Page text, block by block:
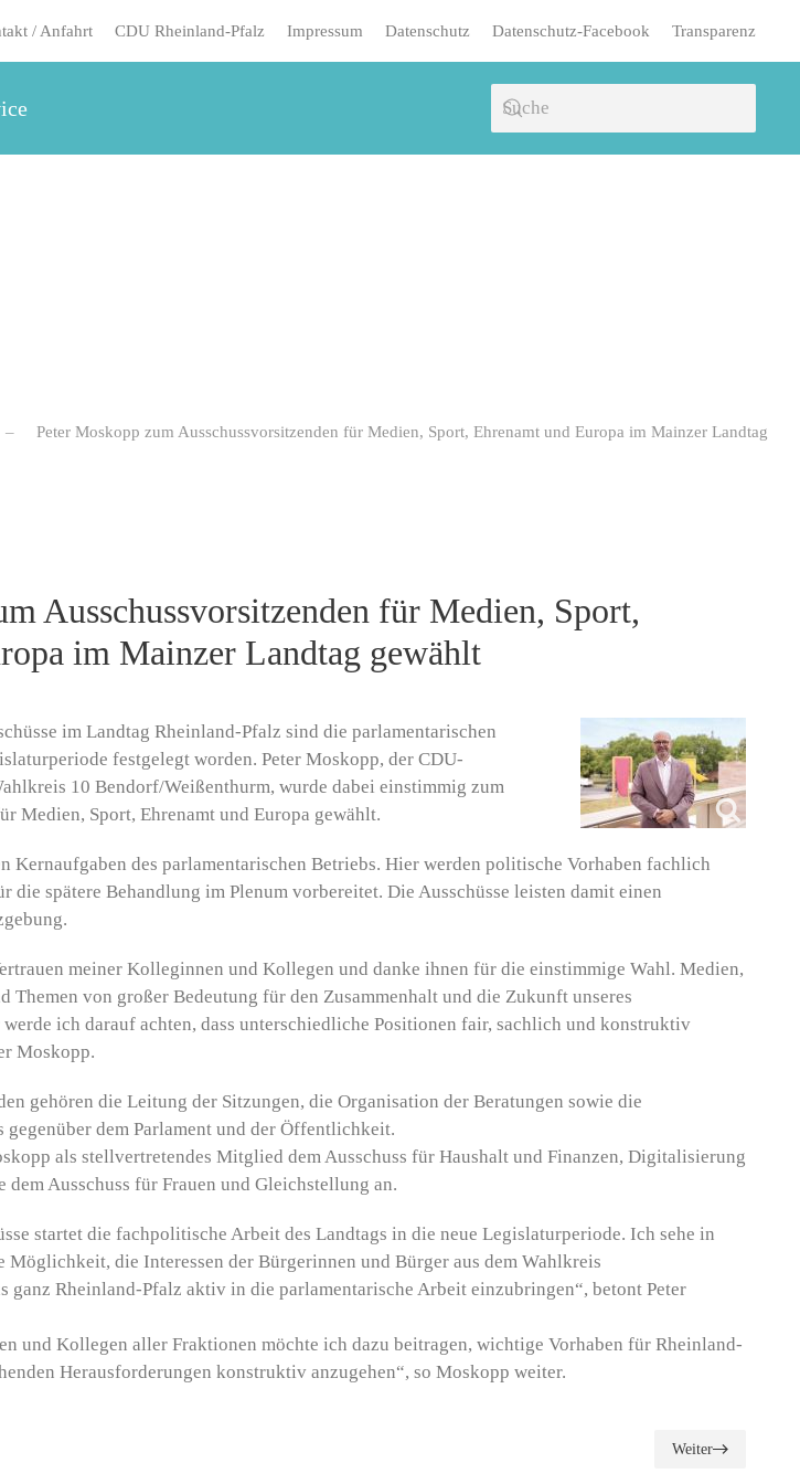
/ Anfahrt CDU Rheinland-Pfalz Impressum Datenschutz Datenschutz-Facebook Transparenz
Peter Moskopp zum Ausschussvorsitzenden für Medien, Sport, Ehrenamt und Europa im Mainzer Landtag
Ausschussvorsitzenden für Medien, Sport,
im Mainzer Landtag gewählt
im Landtag Rheinland-Pfalz sind die parlamentarischen
festgelegt worden. Peter Moskopp, der CDU-
10 Bendorf/Weißenthurm, wurde dabei einstimmig zum
Medien, Sport, Ehrenamt und Europa gewählt.
Kernaufgaben des parlamentarischen Betriebs. Hier werden politische Vorhaben fachlich
die spätere Behandlung im Plenum vorbereitet. Die Ausschüsse leisten damit einen
meiner Kolleginnen und Kollegen und danke ihnen für die einstimmige Wahl. Medien,
Themen von großer Bedeutung für den Zusammenhalt und die Zukunft unseres
ich darauf achten, dass unterschiedliche Positionen fair, sachlich und konstruktiv
Moskopp.
gehören die Leitung der Sitzungen, die Organisation der Beratungen sowie die
gegenüber dem Parlament und der Öffentlichkeit.
als stellvertretendes Mitglied dem Ausschuss für Haushalt und Finanzen, Digitalisierung
dem Ausschuss für Frauen und Gleichstellung an.
startet die fachpolitische Arbeit des Landtags in die neue Legislaturperiode. Ich sehe in
Möglichkeit, die Interessen der Bürgerinnen und Bürger aus dem Wahlkreis
ganz Rheinland-Pfalz aktiv in die parlamentarische Arbeit einzubringen“, betont Peter
und Kollegen aller Fraktionen möchte ich dazu beitragen, wichtige Vorhaben für Rheinland-
Herausforderungen konstruktiv anzugehen“, so Moskopp weiter.
Weiter